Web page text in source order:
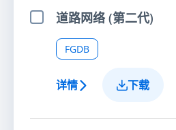
选择项目道路网络 (第二代)
FGDB
详情 下载